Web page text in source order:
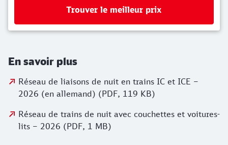
Trouver le meilleur prix
En savoir plus
Réseau de liaisons de nuit en trains IC et ICE –
2026 (en allemand) (PDF, 119 KB)
Réseau de trains de nuit avec couchettes et voitures-
lits – 2026 (PDF, 1 MB)